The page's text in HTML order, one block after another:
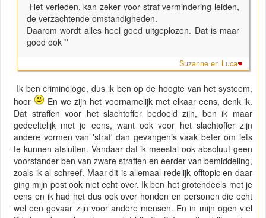
Het verleden, kan zeker voor straf vermindering leiden,
de verzachtende omstandigheden.
Daarom wordt alles heel goed uitgeplozen. Dat is maar
goed ook "
Suzanne en Luca
Ik ben criminologe, dus ik ben op de hoogte van het systeem,
hoor
En we zijn het voornamelijk met elkaar eens, denk ik.
Dat straffen voor het slachtoffer bedoeld zijn, ben ik maar
gedeeltelijk met je eens, want ook voor het slachtoffer zijn
andere vormen van 'straf' dan gevangenis vaak beter om iets
te kunnen afsluiten. Vandaar dat ik meestal ook absoluut geen
voorstander ben van zware straffen en eerder van bemiddeling,
zoals ik al schreef. Maar dit is allemaal redelijk offtopic en daar
ging mijn post ook niet echt over. Ik ben het grotendeels met je
eens en ik had het dus ook over honden en personen die echt
wel een gevaar zijn voor andere mensen. En in mijn ogen viel